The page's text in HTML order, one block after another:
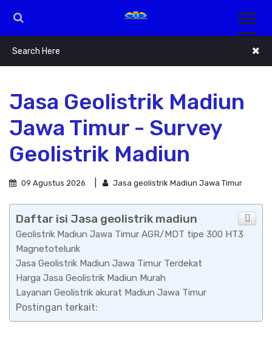
Jasa Geolistrik Madiun
Jawa Timur - Survey
Geolistrik Madiun
09 Agustus 2026 Jasa geolistrik Madiun Jawa Timur
Daftar isi Jasa geolistrik madiun
Geolistrik Madiun Jawa Timur AGR/MDT tipe 300 HT3
Magnetotelurik
Jasa Geolistrik Madiun Jawa Timur Terdekat
Harga Jasa Geolistrik Madiun Murah
Layanan Geolistrik akurat Madiun Jawa Timur
Postingan terkait: